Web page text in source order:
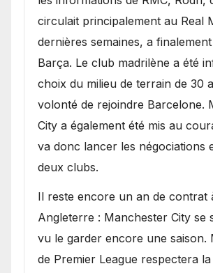
circulait principalement au Real
dernières semaines, a
Barça. Le club madrilène a été
choix du milieu de terrain de 30
volonté de rejoindre Barcelone.
City a également été mis au
va donc lancer les négociations
deux clubs.
​Il reste encore un an de contrat
Angleterre : Manchester City se
vu le garder encore une saison.
de Premier League respectera